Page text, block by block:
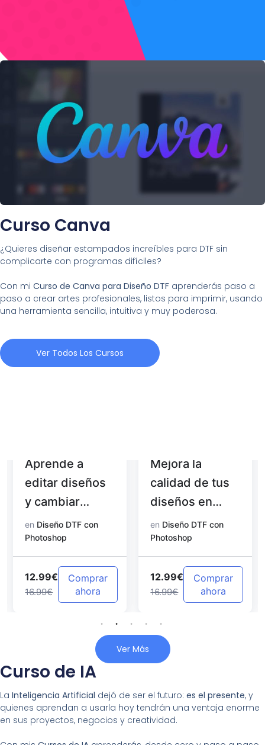
Curso Canva
¿Quieres diseñar estampados increíbles para DTF sin
complicarte con programas difíciles?
Con mi Curso de Canva para Diseño DTF aprenderás paso a
paso a crear artes profesionales, listos para imprimir, usando
una herramienta sencilla, intuitiva y muy poderosa.
Ver Todos Los Cursos
Aprende a
editar diseños
y cambiar
colores con
Photoshop
en Diseño DTF con
Photoshop
12.99€
16.99€
Comprar
ahora
Mejora la
calidad de tus
diseños en
Photoshop
en Diseño DTF con
Photoshop
12.99€
16.99€
Comprar
ahora
Ver Más
Curso de IA
La Inteligencia Artificial dejó de ser el futuro: es el presente, y
quienes aprendan a usarla hoy tendrán una ventaja enorme
en sus proyectos, negocios y creatividad.